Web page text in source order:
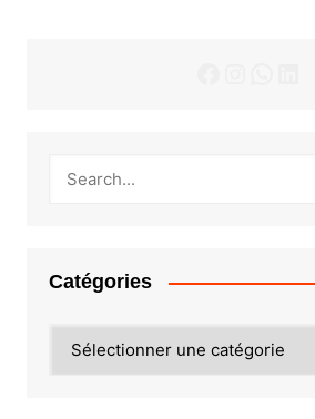
Catégories